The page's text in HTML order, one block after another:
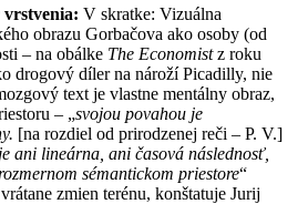
V skratke: Vizuálna
obrazu Gorbačova ako osoby (od
– na obálke The Economistz roku
drogový díler na nároží Picadilly, nie
text je vlastne mentálny obraz,
– „svojou povahou je
[na rozdiel od prirodzenej reči – P. V.]
ani lineárna, ani časová následnosť,
sémantickom priestore“
zmien terénu, konštatuje Jurij